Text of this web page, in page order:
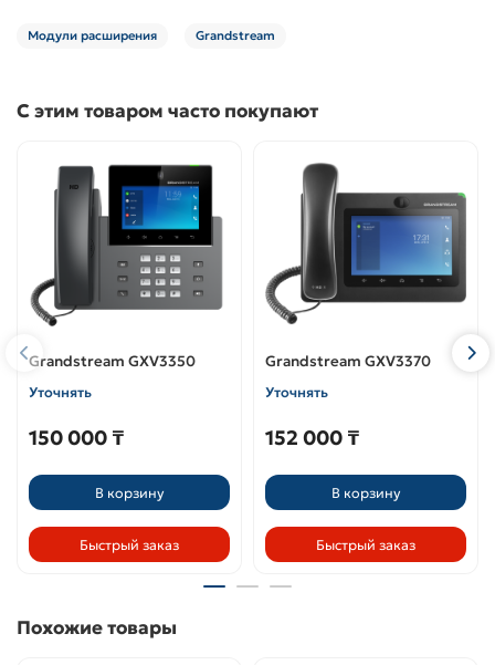
Модули расширения Grandstream
С этим товаром часто покупают
Grandstream GXV3350
Уточнять
150 000 ₸
В корзину
Быстрый заказ
Grandstream GXV3370
Уточнять
152 000 ₸
В корзину
Быстрый заказ
Похожие товары